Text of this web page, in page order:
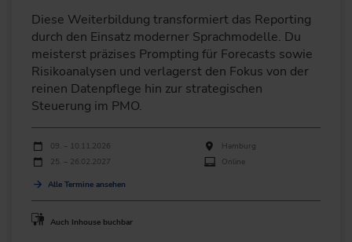
Diese Weiterbildung transformiert das Reporting
durch den Einsatz moderner Sprachmodelle. Du
meisterst präzises Prompting für Forecasts sowie
Risikoanalysen und verlagerst den Fokus von der
reinen Datenpflege hin zur strategischen
Steuerung im PMO.
Durchführungen
Veranstaltungsdatum
09. – 10.11.2026
Hamburg
25. – 26.02.2027
Online
Alle Termine ansehen
Auch Inhouse buchbar